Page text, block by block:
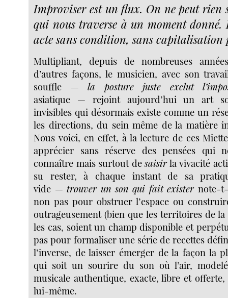
Improviser est un flux. On ne peut rien
qui nous traverse à un moment donné.
acte sans condition, sans capitalisation
Multipliant, depuis de nombreuses
d’autres façons, le musicien, avec son
souffle —la posture juste exclut
asiatique — rejoint aujourd’hui un art
invisibles qui désormais existe comme un
les directions, du sein même de la matière
Nous voici, en effet, à la lecture de ces
apprécier sans réserve des pensées qui
connaître mais surtout desaisirla vivacité
su rester, à chaque instant de sa
vide —trouver un son qui fait existernote-t-
non pas pour obstruer l’espace ou
outrageusement (bien que les territoires de
les cas, soient un champ disponible et
pas pour formaliser une série de recettes
l’inverse, de laisser émerger de la façon la
qui soit un sourire du son où l’air,
musicale authentique, exacte, libre et
lui-même.